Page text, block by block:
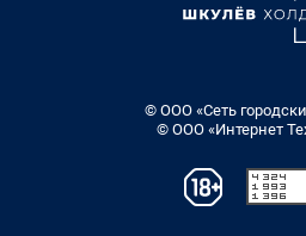
© ООО «Сеть
© ООО «Интернет